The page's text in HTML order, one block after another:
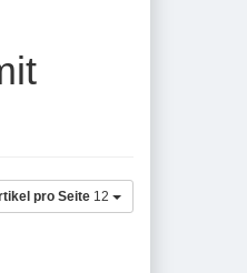
pro Seite 12